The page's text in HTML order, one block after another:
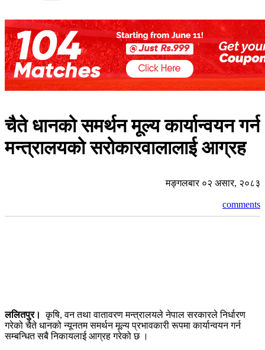
चैते धानको समर्थन मूल्य कार्यान्वयन गर्न
मन्त्रालयको सरोकारवालालाई आग्रह
मङ्गलबार ०२ असार, २०८३
comments
ललितपुर। कृषि, वन तथा वातावरण मन्त्रालयले नेपाल सरकारले निर्धारण
गरेको चैते धानको न्यूनतम समर्थन मूल्य प्रभावकारी रूपमा कार्यान्वयन गर्न
सम्बन्धित सबै निकायलाई आग्रह गरेको छ ।